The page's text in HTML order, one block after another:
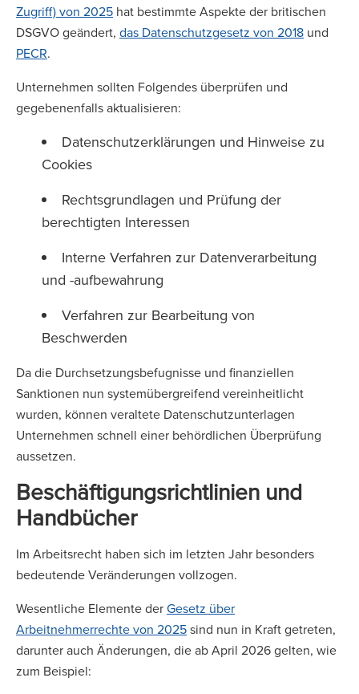
Zugriff) von 2025 hat bestimmte Aspekte der britischen
DSGVO geändert, das Datenschutzgesetz von 2018 und
PECR.
Unternehmen sollten Folgendes überprüfen und
gegebenenfalls aktualisieren:
Datenschutzerklärungen und Hinweise zu
Cookies
Rechtsgrundlagen und Prüfung der
berechtigten Interessen
Interne Verfahren zur Datenverarbeitung
und -aufbewahrung
Verfahren zur Bearbeitung von
Beschwerden
Da die Durchsetzungsbefugnisse und finanziellen
Sanktionen nun systemübergreifend vereinheitlicht
wurden, können veraltete Datenschutzunterlagen
Unternehmen schnell einer behördlichen Überprüfung
aussetzen.
Beschäftigungsrichtlinien und
Handbücher
Im Arbeitsrecht haben sich im letzten Jahr besonders
bedeutende Veränderungen vollzogen.
Wesentliche Elemente derGesetz über
Arbeitnehmerrechte von 2025sind nun in Kraft getreten,
darunter auch Änderungen, die ab April 2026 gelten, wie
zum Beispiel: